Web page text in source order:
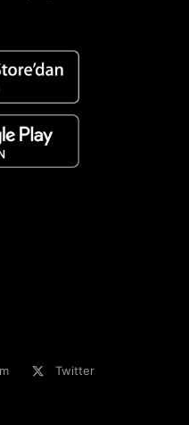
Twitter